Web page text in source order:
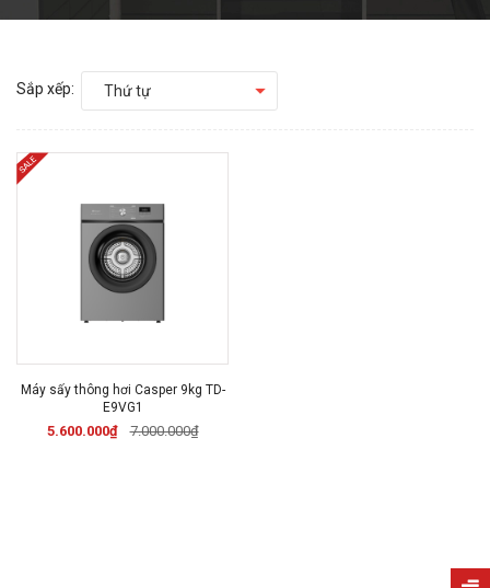
Sắp xếp: Thứ tự
Máy sấy thông hơi Casper 9kg TD-
E9VG1
5.600.000₫ 7.000.000₫